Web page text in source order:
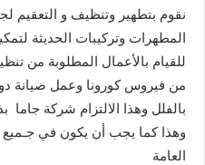
نقوم بتطهير وتنظيف و التعقيم
المطهرات وتركيبات الحديثة
للقيام بالأعمال المطلوبة من
من فيروس كورونا وعمل صيانة
بالفلل وهذا الالتزام شركة جاما
وهذا كما يجب أن يكون في
العامة